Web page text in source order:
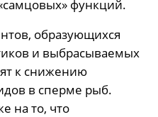
функций.
образующихся
и выбрасываемых
к снижению
в сперме рыб.
на то, что